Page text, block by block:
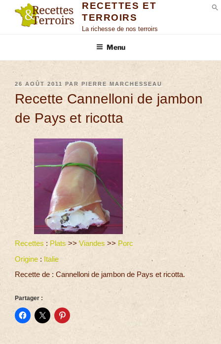
RECETTES ET
TERROIRS
La richesse de nos terroirs
Menu
26 AOÛT 2011 PAR PIERRE MARCHESSEAU
Recette Cannelloni de jambon
de Pays et ricotta
Recettes : Plats >> Viandes >> Porc
Origine : Italie
Recette de : Cannelloni de jambon de Pays et ricotta.
Partager :